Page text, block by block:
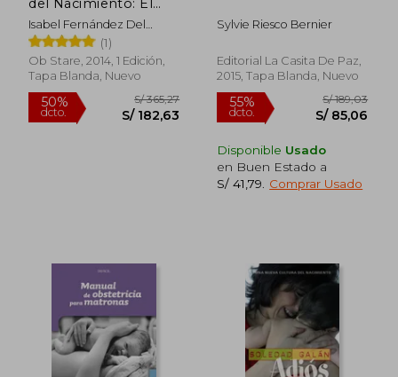
dcto.
Camino Hacia un
Nuevo Paradigma
Isabel Fernández Del
Castillo
(1)
Ob Stare, 2014, 1 Edición,
Tapa Blanda, Nuevo
Sylvie Riesco Bernier
Editorial La Casita De Paz,
2015, Tapa Blanda, Nuevo
Disponible Usado
en Buen Estado a
S/ 41,79
Comprar Usado